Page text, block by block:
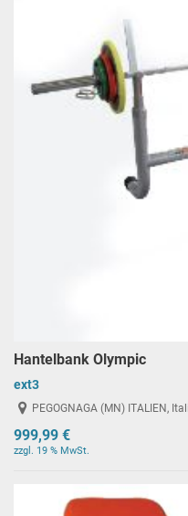
Hantelbank Olympic
ext3
PEGOGNAGA (MN) ITALIEN,
999,99 €
zzgl. 19 % MwSt.